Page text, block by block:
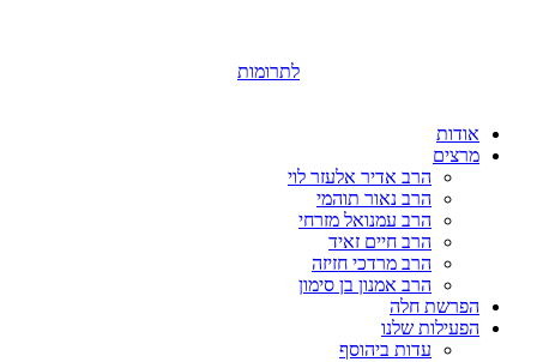
לתרומות
אודות
מרצים
הרב אדיר אלעזר לוי
הרב נאור תוהמי
הרב עמנואל מזרחי
הרב חיים זאיד
הרב מרדכי חזיזה
הרב אמנון בן סימון
הפרשת חלה
הפעילות שלנו
עדות ביהוסף